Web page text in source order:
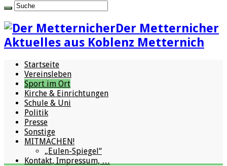
Der Metternicher
Aktuelles aus Koblenz Metternich
Startseite
Vereinsleben
Sport im Ort
Kirche & Einrichtungen
Schule & Uni
Politik
Presse
Sonstige
MITMACHEN!
„Eulen-Spiegel“
Kontakt, Impressum, …